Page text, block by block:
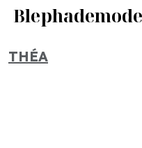
THÉA